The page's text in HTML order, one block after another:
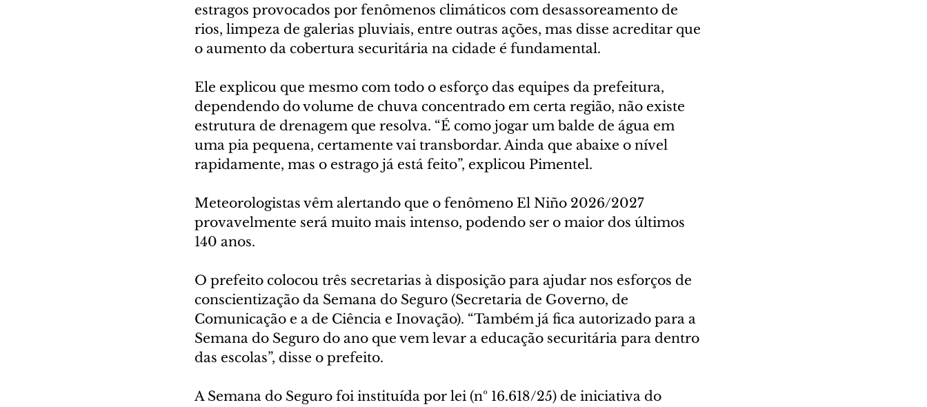
estragos provocados por fenômenos climáticos com desassoreamento de
rios, limpeza de galerias pluviais, entre outras ações, mas disse acreditar que
o aumento da cobertura securitária na cidade é fundamental.
Ele explicou que mesmo com todo o esforço das equipes da prefeitura,
dependendo do volume de chuva concentrado em certa região, não existe
estrutura de drenagem que resolva. “É como jogar um balde de água em
uma pia pequena, certamente vai transbordar. Ainda que abaixe o nível
rapidamente, mas o estrago já está feito”, explicou Pimentel.
Meteorologistas vêm alertando que o fenômeno El Niño 2026/2027
provavelmente será muito mais intenso, podendo ser o maior dos últimos
140 anos.
O prefeito colocou três secretarias à disposição para ajudar nos esforços de
conscientização da Semana do Seguro (Secretaria de Governo, de
Comunicação e a de Ciência e Inovação). “Também já fica autorizado para a
Semana do Seguro do ano que vem levar a educação securitária para dentro
das escolas”, disse o prefeito.
A Semana do Seguro foi instituída por lei (nº 16.618/25) de iniciativa do